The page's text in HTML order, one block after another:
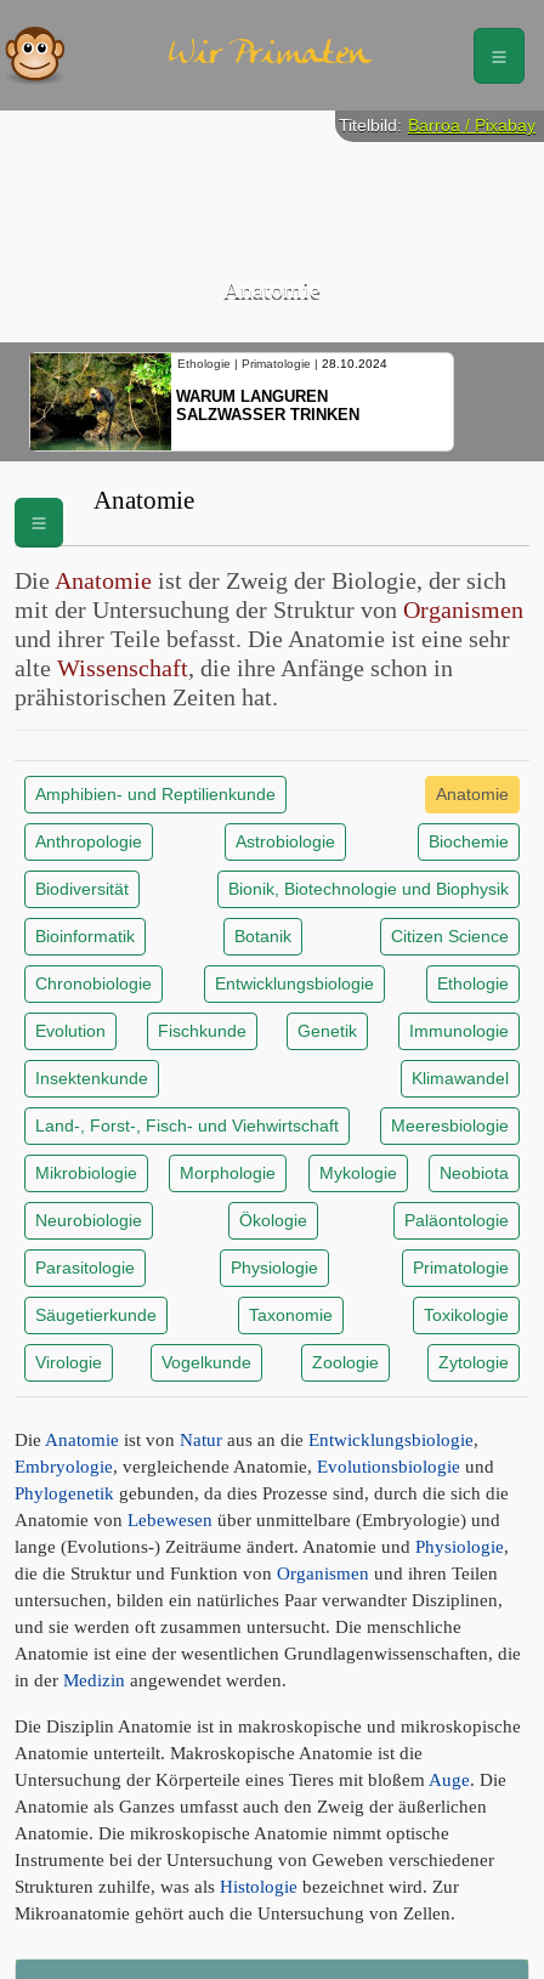
Wir Primaten
Titelbild: Barroa / Pixabay
Anatomie
Ethologie | Primatologie | 28.10.2024
WARUM LANGUREN
SALZWASSER TRINKEN
Anatomie
Die Anatomie ist der Zweig der Biologie, der sich
mit der Untersuchung der Struktur von Organismen
und ihrer Teile befasst. Die Anatomie ist eine sehr
alte Wissenschaft, die ihre Anfänge schon in
prähistorischen Zeiten hat.
Amphibien- und Reptilienkunde Anatomie
Anthropologie Astrobiologie Biochemie
Biodiversität Bionik, Biotechnologie und Biophysik
Bioinformatik Botanik Citizen Science
Chronobiologie Entwicklungsbiologie Ethologie
Evolution Fischkunde Genetik Immunologie
Insektenkunde Klimawandel
Land-, Forst-, Fisch- und Viehwirtschaft Meeresbiologie
Mikrobiologie Morphologie Mykologie Neobiota
Neurobiologie Ökologie Paläontologie
Parasitologie Physiologie Primatologie
Säugetierkunde Taxonomie Toxikologie
Virologie Vogelkunde Zoologie Zytologie
Die Anatomie ist von Natur aus an die Entwicklungsbiologie,
Embryologie, vergleichende Anatomie, Evolutionsbiologie und
Phylogenetik gebunden, da dies Prozesse sind, durch die sich die
Anatomie von Lebewesen über unmittelbare (Embryologie) und
lange (Evolutions-) Zeiträume ändert. Anatomie und Physiologie,
die die Struktur und Funktion von Organismen und ihren Teilen
untersuchen, bilden ein natürliches Paar verwandter Disziplinen,
und sie werden oft zusammen untersucht. Die menschliche
Anatomie ist eine der wesentlichen Grundlagenwissenschaften, die
in der Medizin angewendet werden.
Die Disziplin Anatomie ist in makroskopische und mikroskopische
Anatomie unterteilt. Makroskopische Anatomie ist die
Untersuchung der Körperteile eines Tieres mit bloßem Auge. Die
Anatomie als Ganzes umfasst auch den Zweig der äußerlichen
Anatomie. Die mikroskopische Anatomie nimmt optische
Instrumente bei der Untersuchung von Geweben verschiedener
Strukturen zuhilfe, was als Histologie bezeichnet wird. Zur
Mikroanatomie gehört auch die Untersuchung von Zellen.